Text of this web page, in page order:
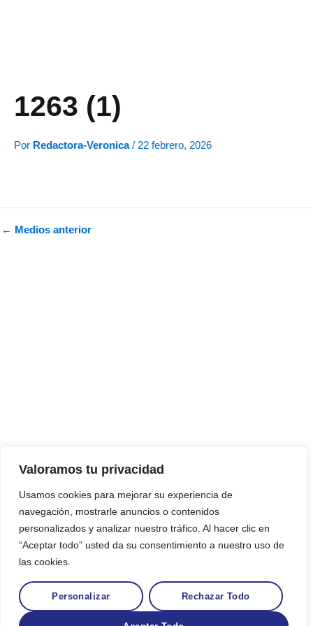
Valoramos tu privacidad
Usamos cookies para mejorar su experiencia de
navegación, mostrarle anuncios o contenidos
personalizados y analizar nuestro tráfico. Al hacer clic en
“Aceptar todo” usted da su consentimiento a nuestro uso de
las cookies.
Personalizar Rechazar Todo
1263 (1)
Por Redactora-Veronica/ 22 febrero, 2026
← Medios anterior